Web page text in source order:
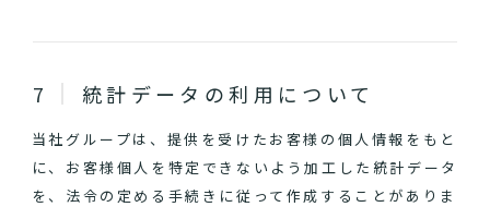
統計データの利用について
当社グループは、提供を受けたお客様の個人情報をもと
に、お客様個人を特定できないよう加工した統計データ
を、法令の定める手続きに従って作成することがありま